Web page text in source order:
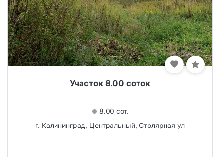
Участок 8.00 соток
8.00 сот.
г. Калининград, Центральный, Столярная ул